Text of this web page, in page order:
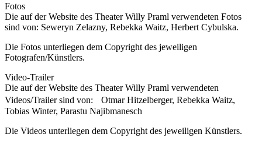
Fotos
Die auf der Website des Theater Willy Praml verwendeten Fotos
sind von: Seweryn Zelazny, Rebekka Waitz, Herbert Cybulska.
Die Fotos unterliegen dem Copyright des jeweiligen
Fotografen/Künstlers.
Video-Trailer
Die auf der Website des Theater Willy Praml verwendeten
Videos/Trailer sind von: Otmar Hitzelberger, Rebekka Waitz,
Tobias Winter, Parastu Najibmanesch
Die Videos unterliegen dem Copyright des jeweiligen Künstlers.